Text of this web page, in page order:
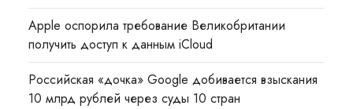
Apple оспорила требование Великобритании
получить доступ к данным iCloud
Российская «дочка» Google добивается взыскания
10 млрд рублей через суды 10 стран